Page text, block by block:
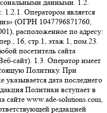
данными. 1.2.
Оператором является
(ОГРН 1047796871760,
расположенное по адресу:
16, стр.1, этаж 1, пом.23.
посетитель сайта
сайт). 1.3. Оператор имеет
Политику. При
дата последнего
Политики вступает в
сайте www.ade-solutions.com,
редакцией